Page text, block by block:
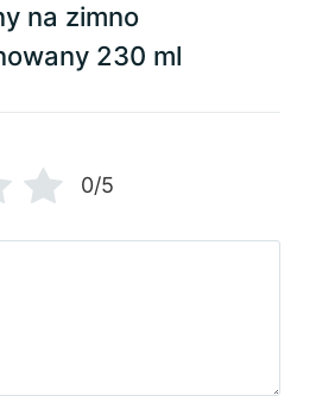
na zimno
230 ml
0/5